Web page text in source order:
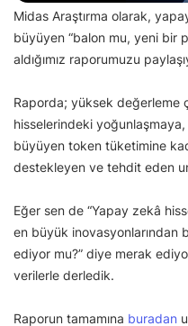
Midas Araştırma olarak,
büyüyen “balon mu, yeni bir
aldığımız raporumuzu
Raporda; yüksek değerleme
hisselerindeki yoğunlaşmaya,
büyüyen token tüketimine
destekleyen ve tehdit eden
Eğer sen de “Yapay zekâ
en büyük inovasyonlarından
ediyor mu?” diye merak
verilerle derledik.
Raporun tamamına buradan